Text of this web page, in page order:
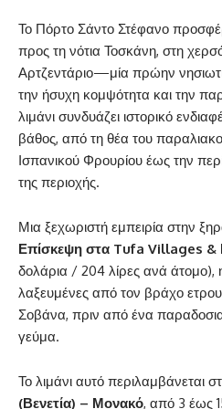
Το Πόρτο Σάντο Στέφανο
προς τη νότια Τοσκάνη, στη
Αρτζεντάριο—μία πρώην
την ήσυχη κομψότητα και την
λιμάνι συνδυάζει ιστορικό
βάθος, από τη θέα του
Ισπανικού Φρουρίου έως την
της περιοχής.
Μια ξεχωριστή εμπειρία στην
Επίσκεψη στα Tufa Villages &
δολάρια / 204 λίρες ανά άτομο),
λαξευμένες από τον βράχο
Σοβάνα, πριν από ένα
γεύμα.
Το λιμάνι αυτό περιλαμβάνεται
(Βενετία) – Μονακό, από 3 έως